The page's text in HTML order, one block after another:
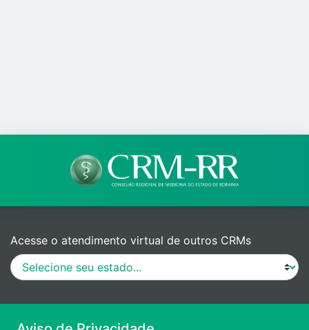
Acesse o atendimento virtual de outros CRMs